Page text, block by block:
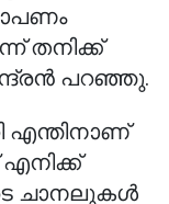
തനിക്ക്
പറഞ്ഞു.
എന്തിനാണ്
ചാനലുകൾ